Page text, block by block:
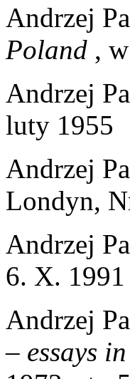
Andrzej
Poland ,
Andrzej
luty 1955
Andrzej
Londyn,
Andrzej
6. X. 1991
Andrzej
– essays